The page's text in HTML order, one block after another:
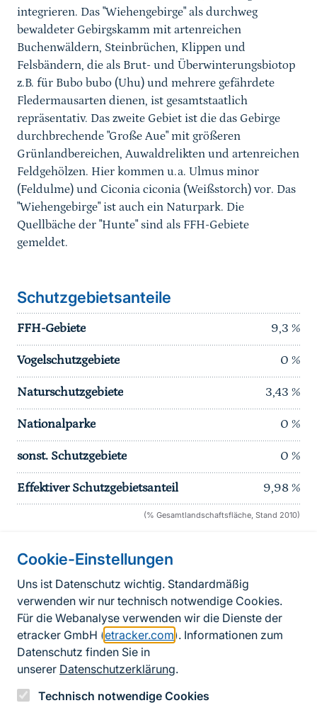
Cookie-Einstellungen
Uns ist Datenschutz wichtig. Standardmäßig
verwenden wir nur technisch notwendige Cookies.
Für die Webanalyse verwenden wir die Dienste der
etracker GmbH (etracker.com ). Informationen zum
Datenschutz finden Sie in
unserer Datenschutzerklärung.
Technisch notwendige Cookies
integrieren. Das "Wiehengebirge" als durchweg
bewaldeter Gebirgskamm mit artenreichen
Buchenwäldern, Steinbrüchen, Klippen und
Felsbändern, die als Brut- und Überwinterungsbiotop
z.B. für Bubo bubo (Uhu) und mehrere gefährdete
Fledermausarten dienen, ist gesamtstaatlich
repräsentativ. Das zweite Gebiet ist die das Gebirge
durchbrechende "Große Aue" mit größeren
Grünlandbereichen, Auwaldrelikten und artenreichen
Feldgehölzen. Hier kommen u.a. Ulmus minor
(Feldulme) und Ciconia ciconia (Weißstorch) vor. Das
"Wiehengebirge" ist auch ein Naturpark. Die
Quellbäche der "Hunte" sind als FFH-Gebiete
gemeldet.
Schutzgebietsanteile
FFH-Gebiete 9,3 %
Vogelschutzgebiete 0 %
Naturschutzgebiete 3,43 %
Nationalparke 0 %
sonst. Schutzgebiete 0 %
Effektiver Schutzgebietsanteil 9,98 %
(% Gesamtlandschaftsfläche, Stand 2010)
Informationen zur Seite
FußzeileKontakt zum BfN
Kontaktformular
Erklärung zur Barrierefreiheit
Impressum